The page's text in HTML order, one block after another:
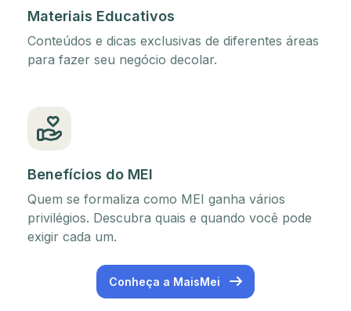
Materiais Educativos
Conteúdos e dicas exclusivas de diferentes áreas
para fazer seu negócio decolar.
Benefícios do MEI
Quem se formaliza como MEI ganha vários
privilégios. Descubra quais e quando você pode
exigir cada um.
Conheça a MaisMei